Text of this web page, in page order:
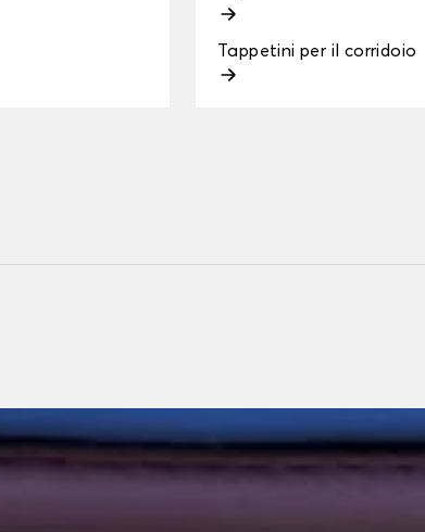
Tappetini per il corridoio